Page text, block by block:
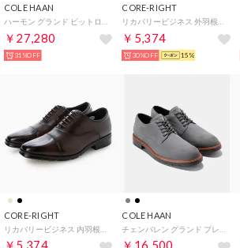
COLE HAAN
￥27,280
31%OFF
CORE-RIGHT
￥5,374
30%OFF 15%
CORE-RIGHT
￥5,374
COLE HAAN
￥16,500